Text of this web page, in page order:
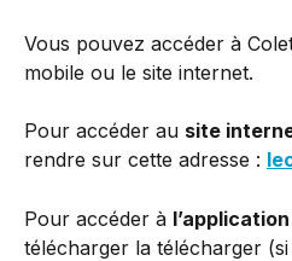
Vous pouvez accéder à
mobile ou le site internet.
Pour accéder au site
rendre sur cette adresse :
Pour accéder à
télécharger la télécharger (si